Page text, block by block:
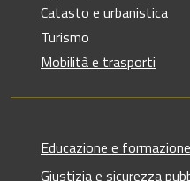
Catasto e urbanistica
Turismo
Mobilità e trasporti
Educazione e formazione
Giustizia e sicurezza